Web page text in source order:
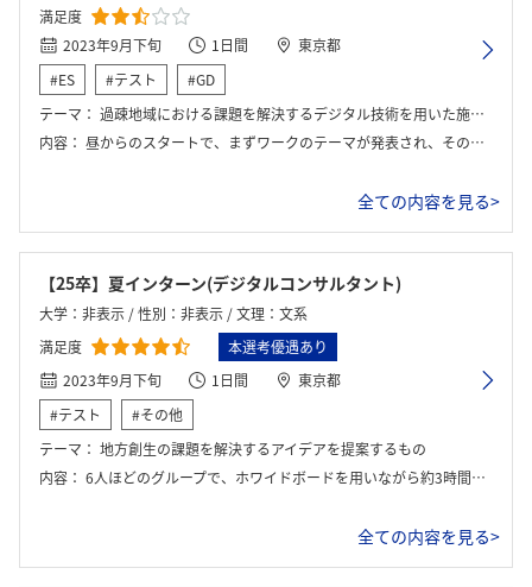
満足度
2023年9月下旬
1日間
東京都
#ES
#テスト
#GD
テーマ： 過疎地域における課題を解決するデジタル技術を用いた施策を提案してください。
内容： 昼からのスタートで、まずワークのテーマが発表され、その後にワーク、最後に社員に向けて発表をした。その後座談会が開かれ、終了。
全ての内容を見る>
【25卒】夏インターン(デジタルコンサルタント)
大学：非表示 / 性別：非表示 / 文理：文系
満足度
本選考優遇あり
2023年9月下旬
1日間
東京都
#テスト
#その他
テーマ： 地方創生の課題を解決するアイデアを提案するもの
内容： 6人ほどのグループで、ホワイドボードを用いながら約3時間のワークを行った。 課題を自分たちで設定し、具体的な解決案まで含めて最終的には全体の前で提案を行った。
全ての内容を見る>